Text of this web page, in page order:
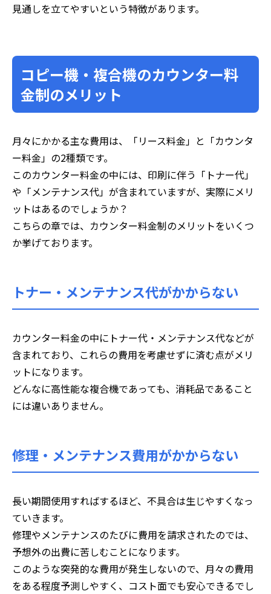
見通しを立てやすいという特徴があります。
コピー機・複合機のカウンター料
金制のメリット
月々にかかる主な費用は、「リース料金」と「カウンタ
ー料金」の2種類です。
このカウンター料金の中には、印刷に伴う「トナー代」
や「メンテナンス代」が含まれていますが、実際にメリ
ットはあるのでしょうか？
こちらの章では、カウンター料金制のメリットをいくつ
か挙げております。
トナー・メンテナンス代がかからない
カウンター料金の中にトナー代・メンテナンス代などが
含まれており、これらの費用を考慮せずに済む点がメリ
ットになります。
どんなに高性能な複合機であっても、消耗品であること
には違いありません。
修理・メンテナンス費用がかからない
長い期間使用すればするほど、不具合は生じやすくなっ
ていきます。
修理やメンテナンスのたびに費用を請求されたのでは、
予想外の出費に苦しむことになります。
このような突発的な費用が発生しないので、月々の費用
をある程度予測しやすく、コスト面でも安心できるでし